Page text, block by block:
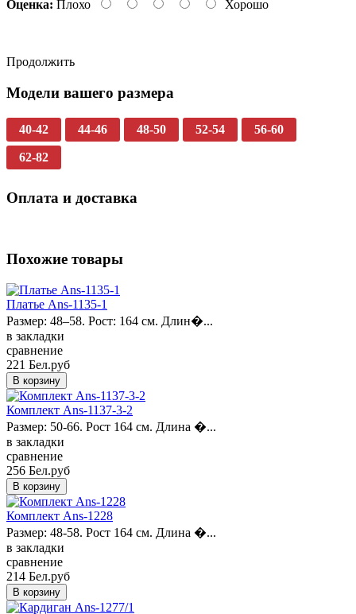
Оценка: Плохо Хорошо
Продолжить
Модели вашего размера
40-42 44-46 48-50 52-54 56-60
62-82
Оплата и доставка
Похожие товары
Платье Ans-1135-1
Размер: 48–58. Рост: 164 см. Длин�...
в закладки
сравнение
221 Бел.руб
Комплект Ans-1137-3-2
Размер: 50-66. Рост 164 см. Длина �...
в закладки
сравнение
256 Бел.руб
Комплект Ans-1228
Размер: 48-58. Рост 164 см. Длина �...
в закладки
сравнение
214 Бел.руб